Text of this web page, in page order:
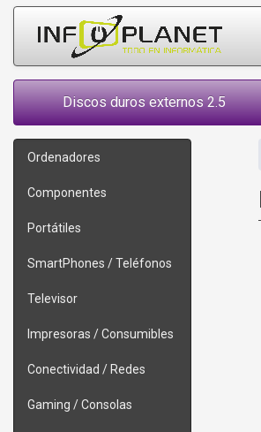
Discos duros externos 2.5
Ordenadores
Componentes
Portátiles
SmartPhones / Teléfonos
Televisor
Impresoras / Consumibles
Conectividad / Redes
Gaming / Consolas